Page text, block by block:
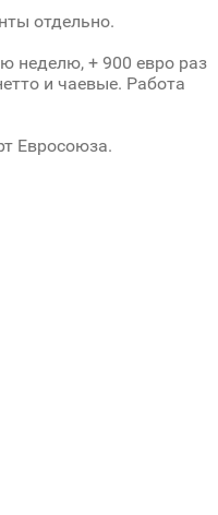
отдельно.
неделю, + 900 евро раз
и чаевые. Работа
Евросоюза.